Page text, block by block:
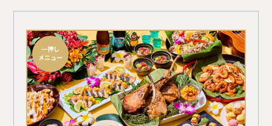
一押し
メニュー